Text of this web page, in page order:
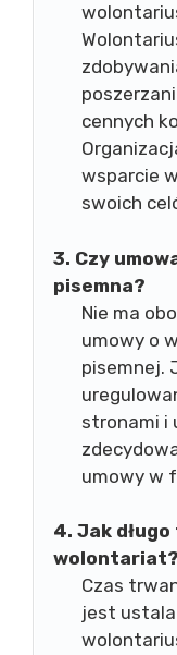
cennych
wsparcie
swoich
3. Czy
pisemna?
Nie ma
umowy o
pisemnej.
stronami i
umowy w
4. Jak
wolontariat?
Czas
jest